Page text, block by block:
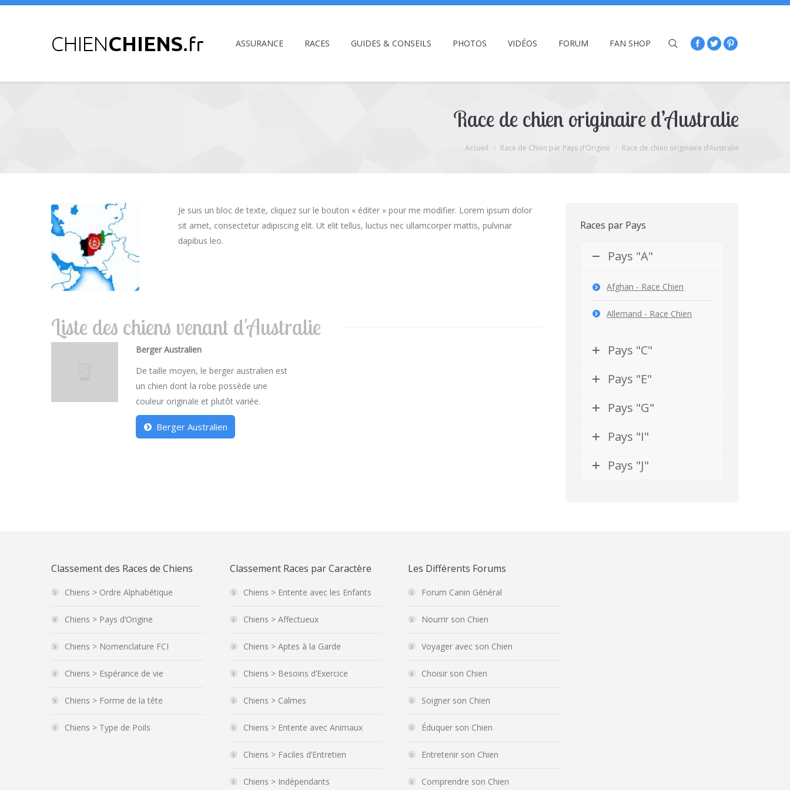
ASSURANCE RACES GUIDES & CONSEILS PHOTOS VIDÉOS FORUM FAN SHOP
Race de chien originaire d’Australie
Accueil Race de Chien par Pays d’Origine Race de chien originaire d’Australie
Je suis un bloc de texte, cliquez sur le bouton « éditer » pour me modifier. Lorem ipsum dolor
sit amet, consectetur adipiscing elit. Ut elit tellus, luctus nec ullamcorper mattis, pulvinar
dapibus leo.
Liste des chiens venant d'Australie
Berger Australien
De taille moyen, le berger australien est
un chien dont la robe possède une
couleur originale et plutôt variée.
Berger Australien
Races par Pays
Pays "A"
Afghan - Race Chien
Allemand - Race Chien
Pays "C"
Pays "E"
Pays "G"
Pays "I"
Pays "J"
Classement des Races de Chiens
Chiens > Ordre Alphabétique
Chiens > Pays d’Origine
Chiens > Nomenclature FCI
Chiens > Espérance de vie
Chiens > Forme de la tête
Chiens > Type de Poils
Classement Races par Caractère
Chiens > Entente avec les Enfants
Chiens > Affectueux
Chiens > Aptes à la Garde
Chiens > Besoins d’Exercice
Chiens > Calmes
Chiens > Entente avec Animaux
Chiens > Faciles d’Entretien
Chiens > Indépendants
Les Différents Forums
Forum Canin Général
Nourrir son Chien
Voyager avec son Chien
Choisir son Chien
Soigner son Chien
Éduquer son Chien
Entretenir son Chien
Comprendre son Chien